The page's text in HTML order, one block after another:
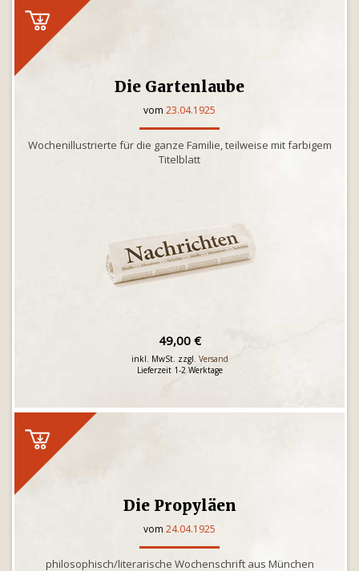
Die Gartenlaube
vom 23.04.1925
Wochenillustrierte für die ganze Familie, teilweise mit farbigem
Titelblatt
49,00 €
inkl. MwSt. zzgl. Versand
Lieferzeit 1-2 Werktage
Die Propyläen
vom 24.04.1925
philosophisch/literarische Wochenschrift aus München